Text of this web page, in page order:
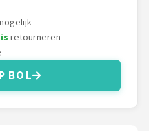
retourneren
BOL